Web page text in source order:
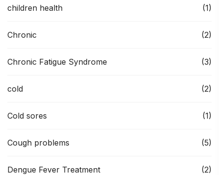
children health (1)
Chronic (2)
Chronic Fatigue Syndrome (3)
cold (2)
Cold sores (1)
Cough problems (5)
Dengue Fever Treatment (2)